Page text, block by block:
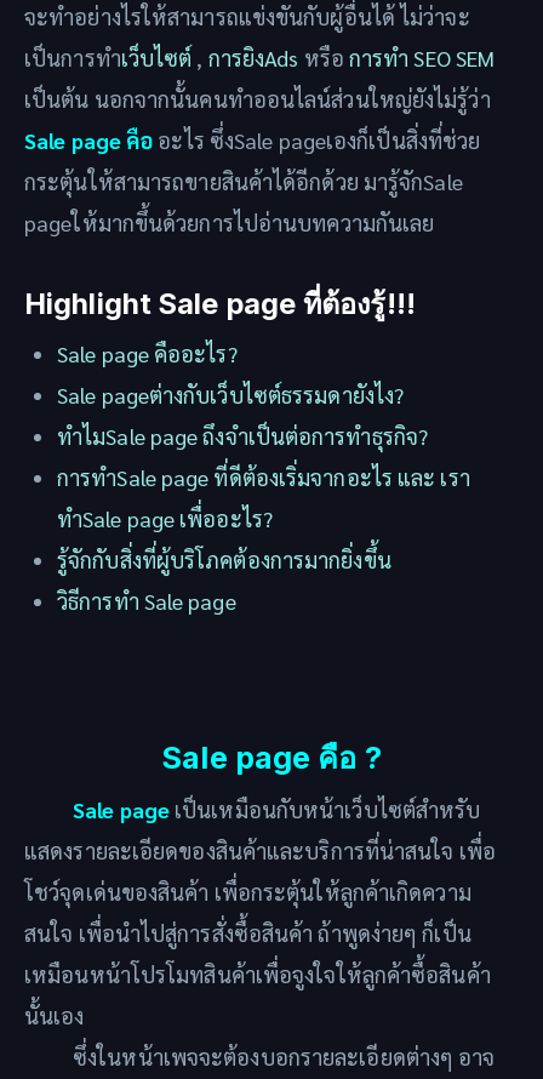
จะทำอย่างไรให้สามารถแข่งขันกับผู้อื่นได้ ไม่ว่าจะ
เป็นการทำเว็บไซต์ , การยิงAds หรือ การทำ SEO SEM
เป็นต้น นอกจากนั้นคนทำออนไลน์ส่วนใหญ่ยังไม่รู้ว่า
Sale page คือ อะไร ซึ่งSale pageเองก็เป็นสิ่งที่ช่วย
กระตุ้นให้สามารถขายสินค้าได้อีกด้วย มารู้จักSale
pageให้มากขึ้นด้วยการไปอ่านบทความกันเลย
Highlight Sale page ที่ต้องรู้!!!
Sale page คืออะไร?
Sale pageต่างกับเว็บไซต์ธรรมดายังไง?
ทำไมSale page ถึงจำเป็นต่อการทำธุรกิจ?
การทำSale page ที่ดีต้องเริ่มจากอะไร และ เรา
ทำSale page เพื่ออะไร?
รู้จักกับสิ่งที่ผู้บริโภคต้องการมากยิ่งขึ้น
วิธีการทำ Sale page
Sale page คือ ?
Sale pageเป็นเหมือนกับหน้าเว็บไซต์สำหรับ
แสดงรายละเอียดของสินค้าและบริการที่น่าสนใจ เพื่อ
โชว์จุดเด่นของสินค้า เพื่อกระตุ้นให้ลูกค้าเกิดความ
สนใจ เพื่อนำไปสู่การสั่งซื้อสินค้า ถ้าพูดง่ายๆ ก็เป็น
เหมือนหน้าโปรโมทสินค้าเพื่อจูงใจให้ลูกค้าซื้อสินค้า
นั้นเอง
ซึ่งในหน้าเพจจะต้องบอกรายละเอียดต่างๆ อาจ